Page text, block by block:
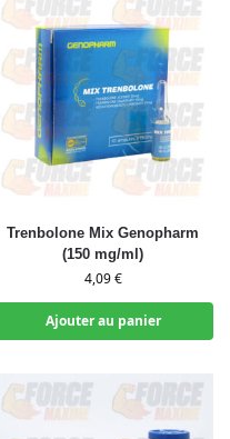
Trenbolone Mix Genopharm
(150 mg/ml)
4,09€
Ajouter au panier